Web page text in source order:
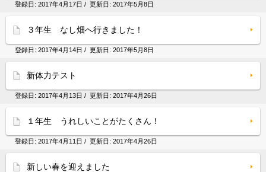
登録日: 2017年4月17日 / 更新日: 2017年5月8日
３年生 なし畑へ行きました！
登録日: 2017年4月14日 / 更新日: 2017年5月8日
新体力テスト
登録日: 2017年4月13日 / 更新日: 2017年4月26日
１年生 うれしいことがたくさん！
登録日: 2017年4月11日 / 更新日: 2017年4月26日
新しい春を迎えました